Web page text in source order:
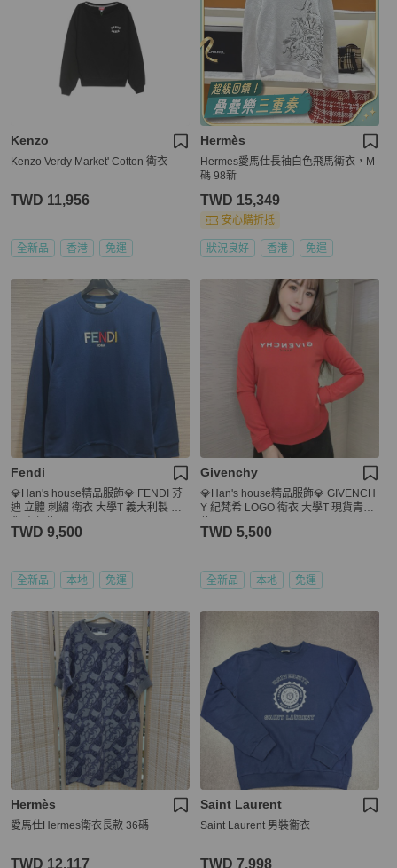
Kenzo
Kenzo Verdy Market' Cotton 衛衣
TWD 11,956
全新品 香港 免運
Hermès
Hermes愛馬仕長袖白色飛馬衛衣，M
碼 98新
TWD 15,349
安心購折抵
狀況良好 香港 免運
Fendi
💎Han's house精品服飾💎 FENDI 芬
迪 立體 刺繡 衛衣 大學T 義大利製 現
TWD 9,500
全新品 本地 免運
Givenchy
💎Han's house精品服飾💎 GIVENCH
Y 紀梵希 LOGO 衛衣 大學T 現貨青年
TWD 5,500
全新品 本地 免運
Hermès
愛馬仕Hermes衛衣長款 36碼
TWD 12,117
Saint Laurent
Saint Laurent 男裝衞衣
TWD 7,998